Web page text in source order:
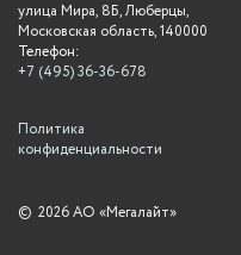
улица Мира, 8Б, Люберцы,
Московская область, 140000
Телефон:
+7 (495) 36-36-678
Политика
конфиденциальности
© 2026 АО «Мегалайт»